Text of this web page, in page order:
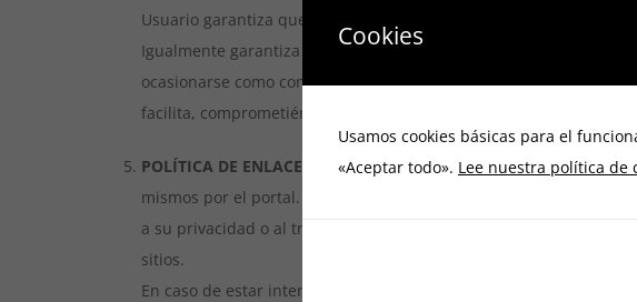
Usuario garantiza que le ha informado de la Política de
Igualmente garantiza que los datos aportados son exactos y
ocasionarse como consecuencia del incumplimiento de tal
facilita, comprometiéndose a mantenerlos debidamente
POLÍTICA DE ENLACES
El sitio web puede incluir enlaces o links
mismos por el portal. El Titular no podrá ser considerado en
a su privacidad o al tratamiento de sus datos de carácter
sitios.
En caso de estar interesado en activar un enlace a la presente
Cookies
Usamos cookies básicas para el
«Aceptar todo». Lee nuestra política de